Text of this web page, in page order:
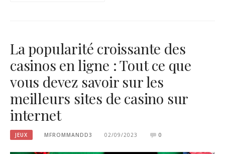
La popularité croissante des
casinos en ligne : Tout ce que
vous devez savoir sur les
meilleurs sites de casino sur
internet
JEUX MFROMMANDD3 02/09/2023 0